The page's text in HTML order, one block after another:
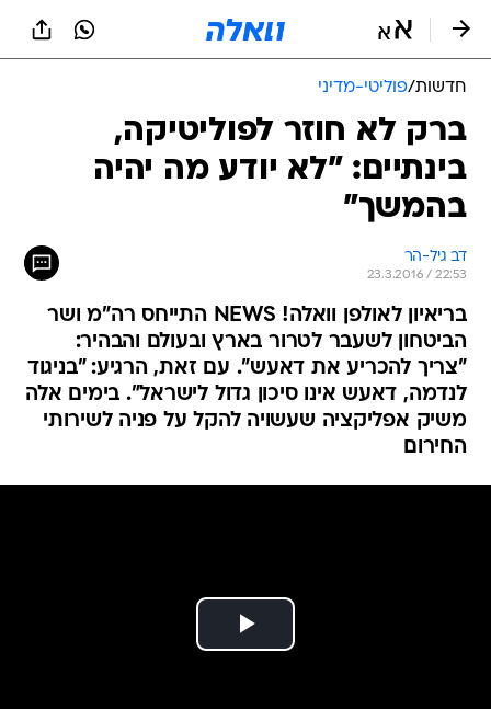
חדשות/פוליטי-מדיני
ברק לא חוזר לפוליטיקה,
בינתיים: "לא יודע מה יהיה
בהמשך"
דב גיל-הר
23.3.2016 / 22:53
בריאיון לאולפן וואלה! NEWS התייחס רה"מ ושר
הביטחון לשעבר לטרור בארץ ובעולם והבהיר:
"צריך להכריע את דאעש". עם זאת, הרגיע: "בניגוד
לנדמה, דאעש אינו סיכון גדול לישראל". בימים אלה
משיק אפליקציה שעשויה להקל על פניה לשירותי
החירום